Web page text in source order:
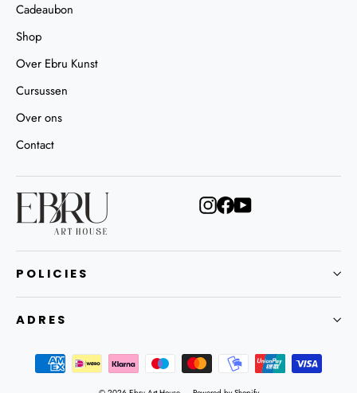
Cadeaubon
Shop
Over Ebru Kunst
Cursussen
Over ons
Contact
Instagram
Facebook
YouTube
POLICIES
ADRES